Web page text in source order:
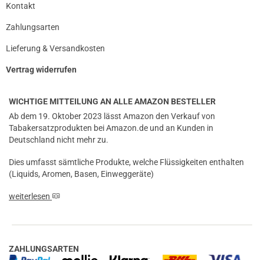
Kontakt
Zahlungsarten
Lieferung & Versandkosten
Vertrag widerrufen
WICHTIGE MITTEILUNG AN ALLE AMAZON BESTELLER
Ab dem 19. Oktober 2023 lässt Amazon den Verkauf von
Tabakersatzprodukten bei Amazon.de und an Kunden in
Deutschland nicht mehr zu.
Dies umfasst sämtliche Produkte, welche Flüssigkeiten enthalten
(Liquids, Aromen, Basen, Einweggeräte)
weiterlesen
ZAHLUNGSARTEN